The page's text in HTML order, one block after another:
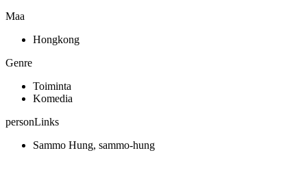
Maa
Hongkong
Genre
Toiminta
Komedia
personLinks
Sammo Hung, sammo-hung